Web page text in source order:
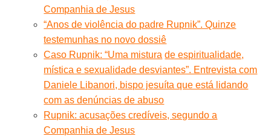
Companhia de Jesus
“Anos de violência do padre Rupnik”. Quinze
testemunhas no novo dossiê
Caso Rupnik: “Uma mistura de espiritualidade,
mística e sexualidade desviantes”. Entrevista com
Daniele Libanori, bispo jesuíta que está lidando
com as denúncias de abuso
Rupnik: acusações credíveis, segundo a
Companhia de Jesus